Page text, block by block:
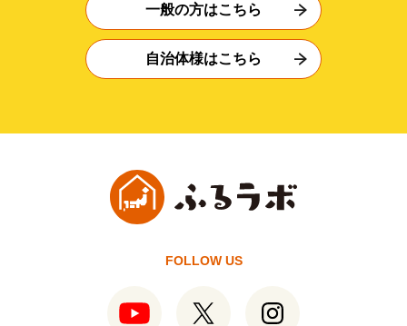
一般の方はこちら
自治体様はこちら
FOLLOW US